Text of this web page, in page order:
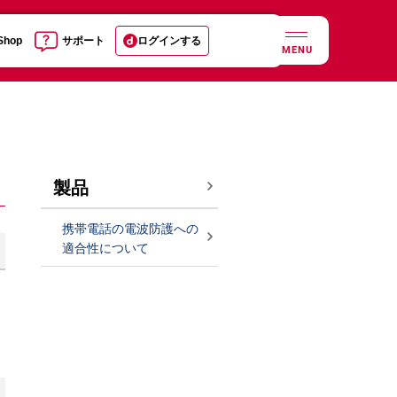
サポート ログインする
MENU
製品
携帯電話の電波防護への
適合性について